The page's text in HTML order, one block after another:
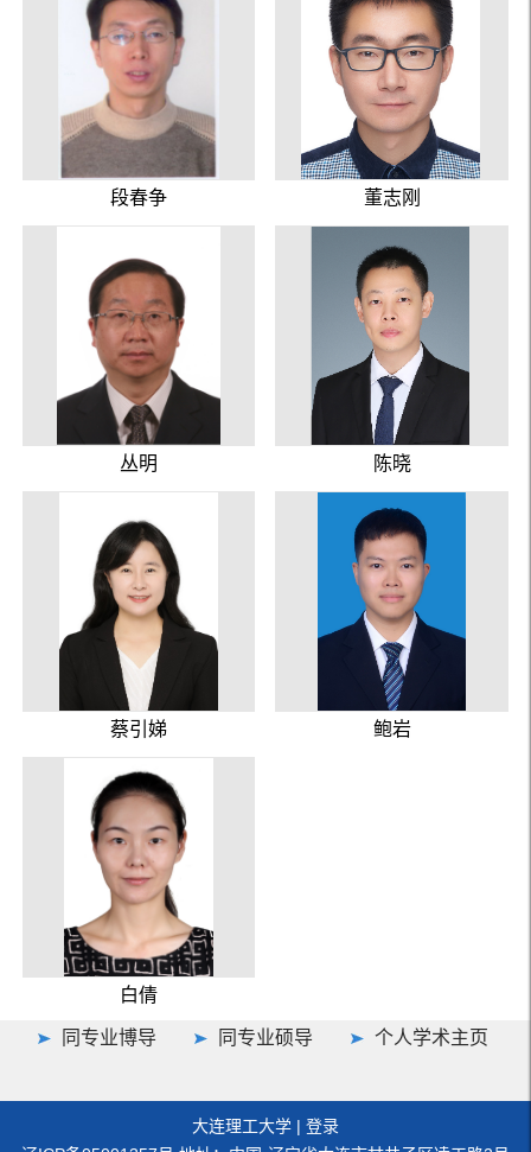
段春争 董志刚
丛明 陈晓
蔡引娣 鲍岩
白倩
同专业博导 同专业硕导 个人学术主页
大连理工大学 | 登录